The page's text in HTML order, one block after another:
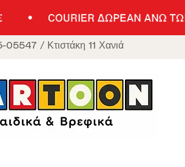
05547 / Κτιστάκη 11 Χανιά